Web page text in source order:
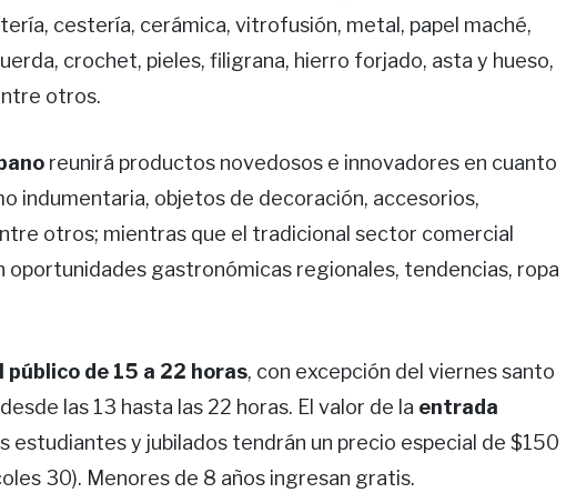
cestería, cerámica, vitrofusión, metal, papel maché,
crochet, pieles, filigrana, hierro forjado, asta y hueso,
otros.
reunirá productos novedosos e innovadores en cuanto
indumentaria, objetos de decoración, accesorios,
otros; mientras que el tradicional sector comercial
oportunidades gastronómicas regionales, tendencias, ropa
de 15 a 22 horas, con excepción del viernes santo
las 13 hasta las 22 horas. El valor de la entrada
estudiantes y jubilados tendrán un precio especial de $150
30). Menores de 8 años ingresan gratis.